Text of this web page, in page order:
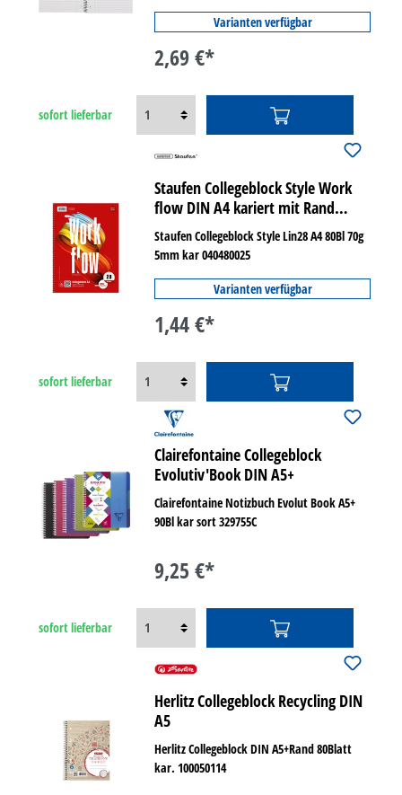
Varianten verfügbar
2,69 €*
sofort lieferbar
Staufen Collegeblock Style Work
flow DIN A4 kariert mit Rand
innen/außen Lineatur 28
Staufen Collegeblock Style Lin28 A4 80Bl 70g
5mm kar 040480025
Varianten verfügbar
1,44 €*
sofort lieferbar
Clairefontaine Collegeblock
Evolutiv'Book DIN A5+
Clairefontaine Notizbuch Evolut Book A5+
90Bl kar sort 329755C
9,25 €*
sofort lieferbar
Herlitz Collegeblock Recycling DIN
A5
Herlitz Collegeblock DIN A5+Rand 80Blatt
kar. 100050114